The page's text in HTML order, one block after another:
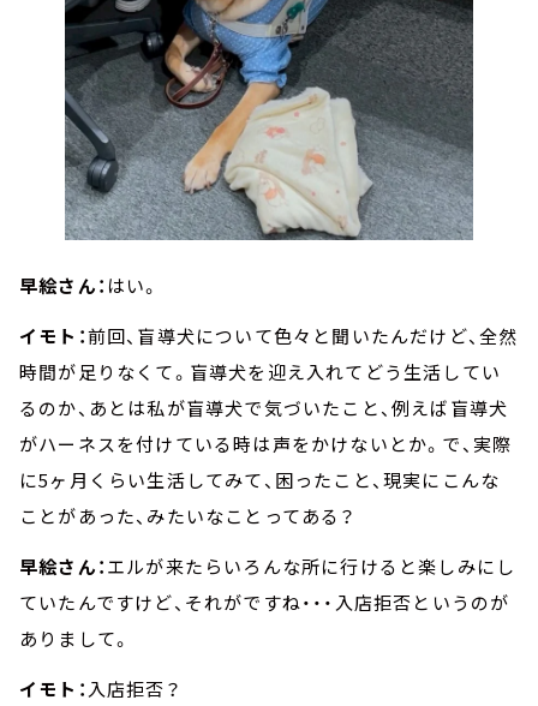
早絵さん： はい。
イモト：前回、盲導犬について色々と聞いたんだけど、全然
時間が足りなくて。盲導犬を迎え入れてどう生活してい
るのか、あとは私が盲導犬で気づいたこと、例えば盲導犬
がハーネスを付けている時は声をかけないとか。で、実際
に5ヶ月くらい生活してみて、困ったこと、現実にこんな
ことがあった、みたいなことってある？
早絵さん：エルが来たらいろんな所に行けると楽しみにし
ていたんですけど、それがですね・・・入店拒否というのが
ありまして。
イモト： 入店拒否？